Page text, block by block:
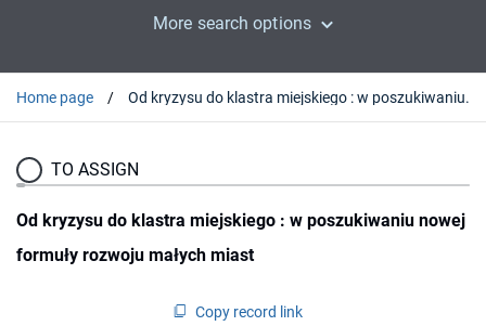
More search options
Home page Od kryzysu do klastra miejskiego : w poszukiwaniu nowej formuły rozwoju małych miast
TO ASSIGN
Od kryzysu do klastra miejskiego : w poszukiwaniu nowej
formuły rozwoju małych miast
Copy record link